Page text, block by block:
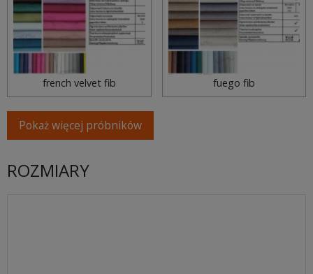
french velvet fib fuego fib
Pokaż więcej próbników
ROZMIARY